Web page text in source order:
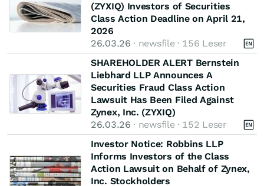
(ZYXIQ) Investors of Securities
Class Action Deadline on April 21,
2026
26.03.26 · newsfile · 156 Leser
SHAREHOLDER ALERT Bernstein
Liebhard LLP Announces A
Securities Fraud Class Action
Lawsuit Has Been Filed Against
Zynex, Inc. (ZYXIQ)
26.03.26 · newsfile · 152 Leser
Investor Notice: Robbins LLP
Informs Investors of the Class
Action Lawsuit on Behalf of Zynex,
Inc. Stockholders